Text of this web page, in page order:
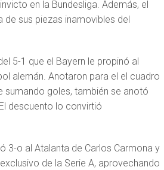
en la Bundesliga. Además, el
de sus piezas inamovibles del
5-1 que el Bayern le propinó al
alemán. Anotaron para el el cuadro
sumando goles, también se anotó
descuento lo convirtió
3-o al Atalanta de Carlos Carmona y
de la Serie A, aprovechando